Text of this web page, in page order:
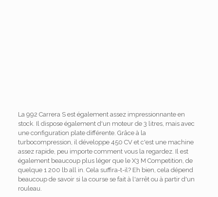
La 992 Carrera S est également assez impressionnante en
stock. Il dispose également d'un moteur de 3 litres, mais avec
une configuration plate différente. Grâce à la
turbocompression, il développe 450 CV et c'est une machine
assez rapide, peu importe comment vous la regardez. Il est
également beaucoup plus léger que le X3 M Competition, de
quelque 1 200 lb all in. Cela suffira-t-il? Eh bien, cela dépend
beaucoup de savoir si la course se fait à l'arrêt ou à partir d'un
rouleau.